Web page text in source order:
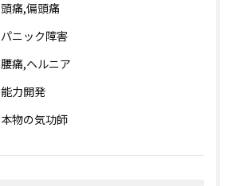
頭痛,偏頭痛
パニック障害
腰痛,ヘルニア
能力開発
本物の気功師